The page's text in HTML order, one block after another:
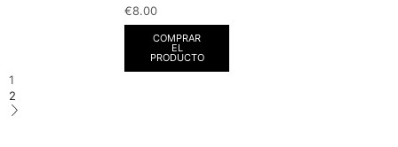
€8.00
COMPRAR
EL
PRODUCTO
1
2